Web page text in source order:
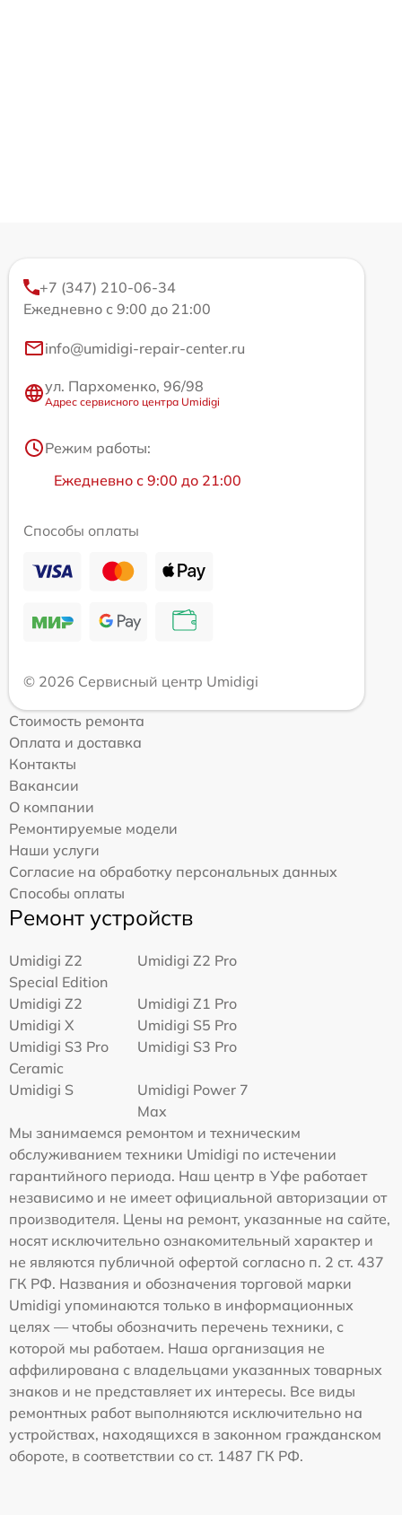
+7 (347) 210-06-34
Ежедневно с 9:00 до 21:00
info@umidigi-repair-center.ru
ул. Пархоменко, 96/98
Адрес сервисного центра Umidigi
Режим работы:
Ежедневно с 9:00 до 21:00
Способы оплаты
© 2026 Сервисный центр Umidigi
Стоимость ремонта
Оплата и доставка
Контакты
Вакансии
О компании
Ремонтируемые модели
Наши услуги
Согласие на обработку персональных данных
Способы оплаты
Ремонт устройств
Umidigi Z2
Special Edition
Umidigi Z2 Pro
Umidigi Z2
Umidigi Z1 Pro
Umidigi X
Umidigi S5 Pro
Umidigi S3 Pro
Ceramic
Umidigi S3 Pro
Umidigi S
Umidigi Power 7
Max
Мы занимаемся ремонтом и техническим
обслуживанием техники Umidigi по истечении
гарантийного периода. Наш центр в Уфе работает
независимо и не имеет официальной авторизации от
производителя. Цены на ремонт, указанные на сайте,
носят исключительно ознакомительный характер и
не являются публичной офертой согласно п. 2 ст. 437
ГК РФ. Названия и обозначения торговой марки
Umidigi упоминаются только в информационных
целях — чтобы обозначить перечень техники, с
которой мы работаем. Наша организация не
аффилирована с владельцами указанных товарных
знаков и не представляет их интересы. Все виды
ремонтных работ выполняются исключительно на
устройствах, находящихся в законном гражданском
обороте, в соответствии со ст. 1487 ГК РФ.